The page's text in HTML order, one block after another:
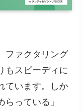
ファクタリング
もスピーディに
ています。しか
っている」